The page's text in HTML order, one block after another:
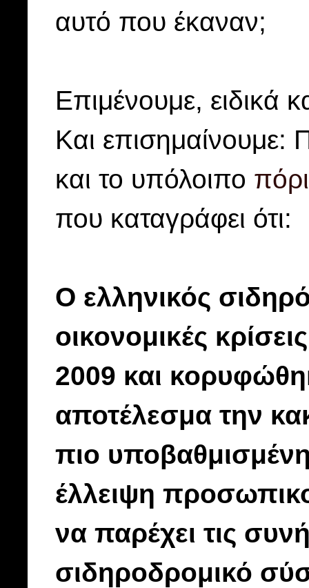
αυτό που έκαναν;
Επιμένουμε, ειδικά
Και επισημαίνουμε:
και το υπόλοιπο
που καταγράφει ότι:
Ο ελληνικός
οικονομικές
2009 και
αποτέλεσμα την
πιο
έλλειψη
να παρέχει τις
σιδηροδρομικό